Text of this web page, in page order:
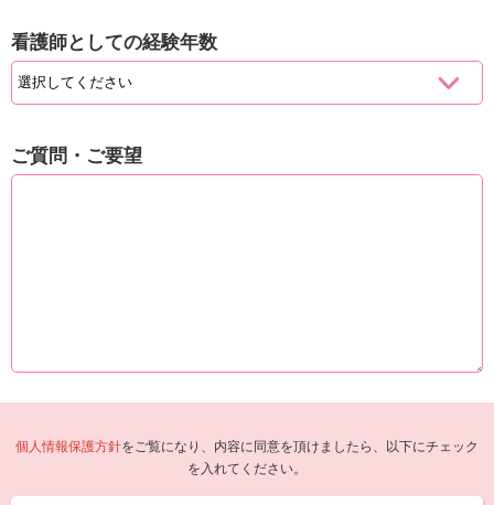
看護師としての経験年数
ご質問・ご要望
個人情報保護方針をご覧になり、内容に同意を頂けましたら、以下にチェック
を入れてください。